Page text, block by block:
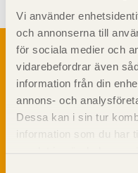
Vi använder
och annonserna till
för sociala medier och
vidarebefordrar även
information från din
annons- och
Dessa kan i sin tur
information som du har
Om trä
Materialet trä
Skogsbruk
Barrträdets
Träets egenskaper
TräGuiden är den
materialet trä samt
med trä.